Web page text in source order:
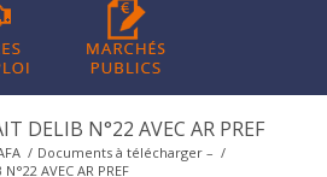
DELIB N°22 AVEC AR PREF
/ Documents à télécharger – /
AVEC AR PREF